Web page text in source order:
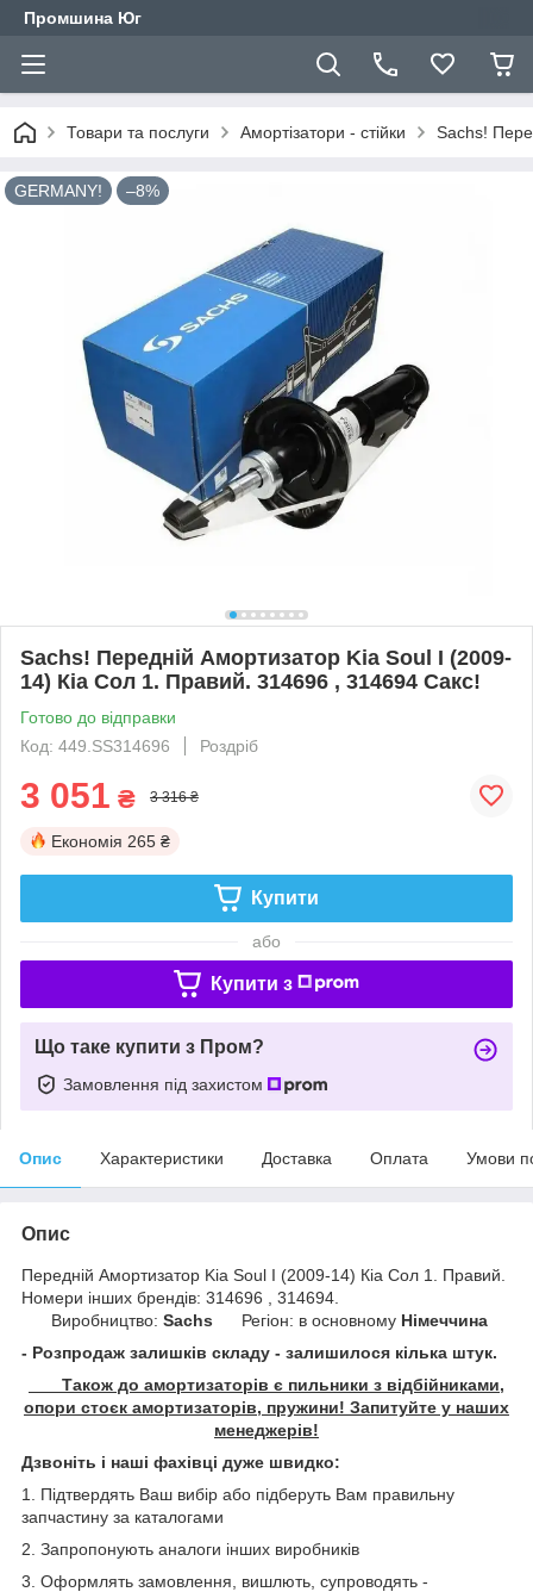
Промшина Юг
Товари та послуги Амортізатори - стійки Sachs!
GERMANY! –8%
Sachs! Передній Амортизатор Kia Soul I (2009-
14) Кіа Сол 1. Правий. 314696 , 314694 Сакс!
Готово до відправки
Код: 449.SS314696
Роздріб
3 051 ₴ 3 316 ₴
Економія 265 ₴
Купити
або
Купити з
Що таке купити з Пром?
Замовлення під захистом
Опис Характеристики Доставка Оплата Умови
Опис
Передній Амортизатор Kia Soul I (2009-14) Кіа Сол 1. Правий.
Номери інших брендів: 314696 , 314694.
Виробництво: Sachs Регіон: в основному Німеччина
- Розпродаж залишків складу - залишилося кілька штук.
Також до амортизаторів є пильники з відбійниками,
опори стоєк амортизаторів, пружини! Запитуйте у наших
менеджерів!
Дзвоніть і наші фахівці дуже швидко:
1. Підтвердять Ваш вибір або підберуть Вам правильну
запчастину за каталогами
2. Запропонують аналоги інших виробників
3. Оформлять замовлення, вишлють, супроводять -